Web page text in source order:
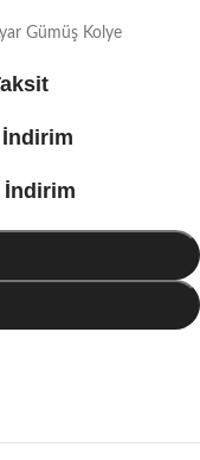
Gümüş Kolye
İndirim